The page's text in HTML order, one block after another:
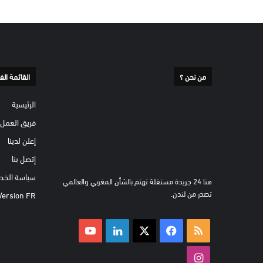
من نحن ؟
هنا 24 جريدة مستقلة تهتم بالشأن المغربي والعالمي
تصدر من لندن.
ملخص فيسبوك لينكدإن
القائمة
الرئيسية
فريق العمل
إعلن لدينا
إتصل بنا
سياسة
FR